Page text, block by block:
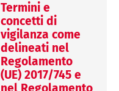
Termini e
concetti di
vigilanza come
delineati nel
Regolamento
(UE) 2017/745 e